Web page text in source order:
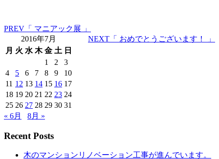
PREV 「 マニアック展 」
NEXT 「 おめでとうございます！ 」
2016年7月
月 火 水 木 金 土 日
1
2
3
4
5 6 7 8 9
10
11 12 13 14 15 16 17
18 19 20 21 22 23 24
25 26 27 28 29 30 31
« 6月
8月 »
Recent Posts
木のマンションリノベーション工事が進んでいます。